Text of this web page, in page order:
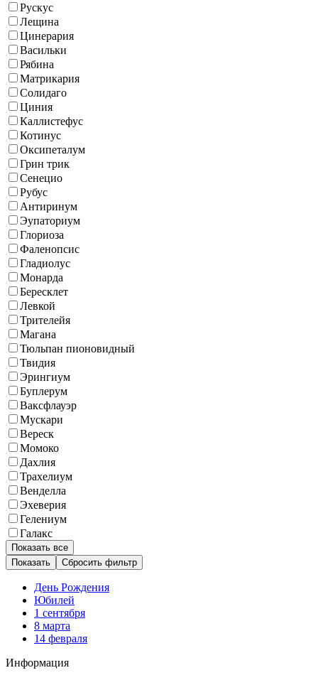
Рускус
Лещина
Цинерария
Васильки
Рябина
Матрикария
Солидаго
Циния
Каллистефус
Котинус
Оксипеталум
Грин трик
Сенецио
Рубус
Антиринум
Эупаториум
Глориоза
Фаленопсис
Гладиолус
Монарда
Бересклет
Левкой
Трителейя
Магана
Тюльпан пионовидный
Твидия
Эрингиум
Буплерум
Ваксфлауэр
Мускари
Вереск
Момоко
Дахлия
Трахелиум
Венделла
Эхеверия
Гелениум
Галакс
Показать все
Сбросить фильтр
День Рождения
Юбилей
1 сентября
8 марта
14 февраля
Информация